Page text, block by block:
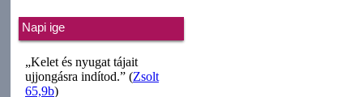
Napi ige